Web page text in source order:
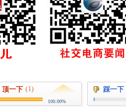
顶一下 (1)
100.00%
踩一下